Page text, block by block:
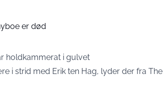
er død
holdkammerat i gulvet
i strid med Erik ten Hag, lyder der fra The